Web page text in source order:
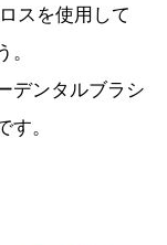
スを使用して
デンタルブラシ
。